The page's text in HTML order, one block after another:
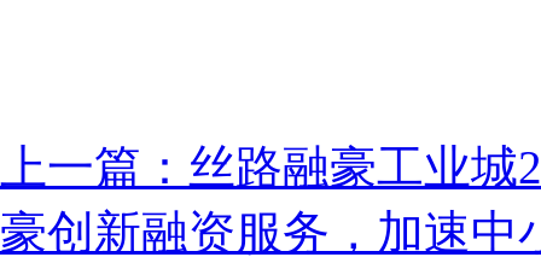
上一篇：丝路融豪工业
豪创新融资服务，加速中